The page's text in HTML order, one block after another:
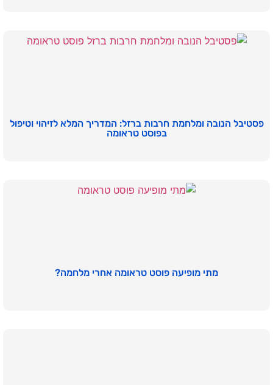
פסטיבל הנובה ומלחמת חרבות ברזל: המדריך המלא לזיהוי וטיפול
בפוסט טראומה
מתי מופיעה פוסט טראומה אחרי מלחמה?